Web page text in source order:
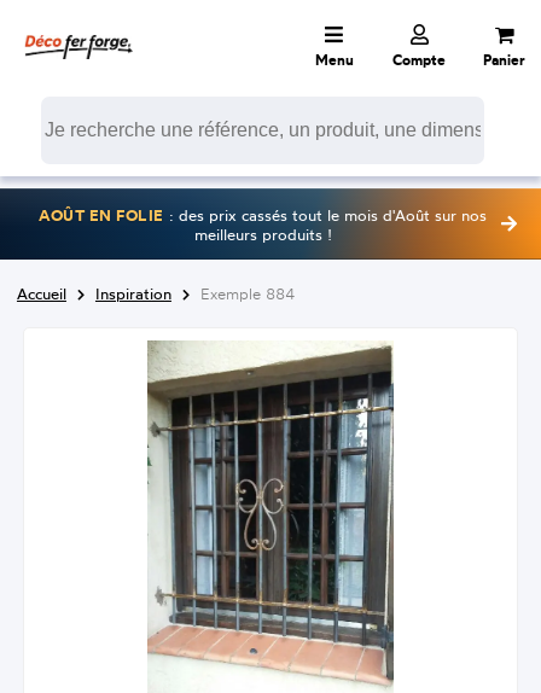
Menu Compte Panier
AOÛT EN FOLIE : des prix cassés tout le mois d'Août sur nos
meilleurs produits !
Accueil Inspiration Exemple 884